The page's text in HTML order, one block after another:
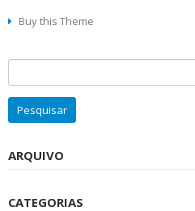
Buy this Theme
por:
ARQUIVO
CATEGORIAS